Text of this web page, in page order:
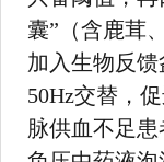
囊”（含鹿茸
加入生物反
50Hz交替，
脉供血不足